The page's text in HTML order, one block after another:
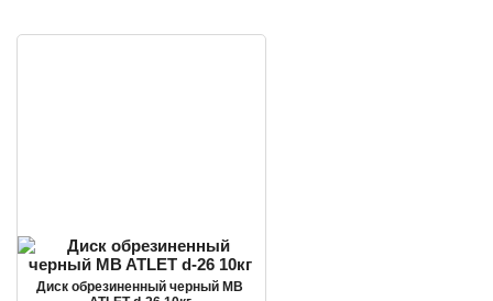
Диск обрезиненный черный MB